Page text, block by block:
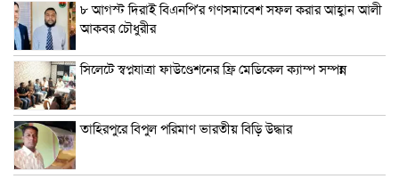
৮ আগস্ট দিরাই বিএনপি’র গণসমাবেশ সফল করার আহ্বান আলী
আকবর চৌধুরীর
সিলেটে স্বপ্নযাত্রা ফাউণ্ডেশনের ফ্রি মেডিকেল ক্যাম্প সম্পন্ন
তাহিরপুরে বিপুল পরিমাণ ভারতীয় বিড়ি উদ্ধার